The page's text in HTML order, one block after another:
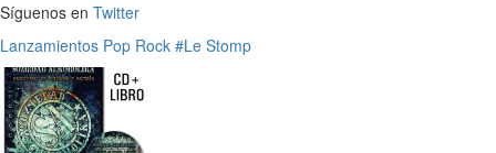
Síguenos en Twitter
Lanzamientos Pop Rock #Le Stomp